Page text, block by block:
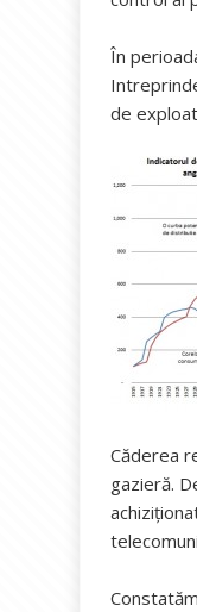
În
de
Căderea
gazieră.